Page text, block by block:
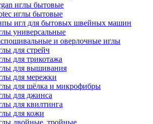
иглы бытовые
иглы бытовые
игл для бытовых швейных машин
универсальные
и оверлочные иглы
для стрейч
для трикотажа
для вышивания
для мережки
для шёлка и микрофибры
для джинса
для квилтинга
для кожи
двойные, тройные